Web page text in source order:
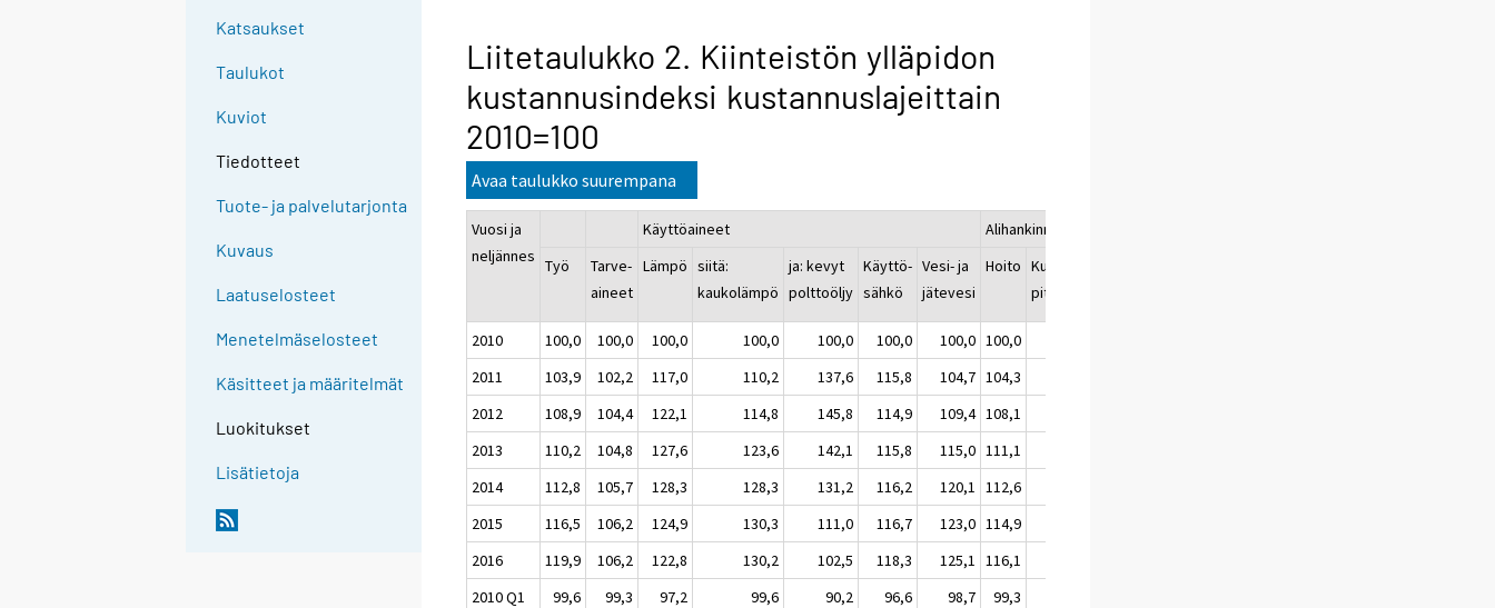
Katsaukset
Taulukot
Kuviot
Tiedotteet
Tuote- ja palvelutarjonta
Kuvaus
Laatuselosteet
Menetelmäselosteet
Käsitteet ja määritelmät
Luokitukset
Lisätietoja
Liitetaulukko 2. Kiinteistön ylläpidon
kustannusindeksi kustannuslajeittain
2010=100
Avaa taulukko suurempana
Vuosi ja
neljännes
Käyttöaineet
Alihankinnat
Työ
Tarve-
aineet
Lämpö siitä:
kaukolämpö
ja: kevyt
polttoöljy
Käyttö-
sähkö
Vesi- ja
jätevesi
Hoito Kunnossa-
pito
2010 100,0 100,0 100,0 100,0 100,0 100,0 100,0 100,0
2011
103,9 102,2 117,0 110,2 137,6 115,8 104,7 104,3
2012
108,9 104,4 122,1 114,8 145,8 114,9 109,4 108,1
2013
110,2 104,8 127,6 123,6 142,1 115,8 115,0 111,1
2014
112,8 105,7 128,3 128,3 131,2 116,2 120,1 112,6
2015
116,5 106,2 124,9 130,3 111,0 116,7 123,0 114,9
2016
119,9 106,2 122,8 130,2 102,5 118,3 125,1 116,1
2010 Q1
99,6 99,3 97,2 99,6 90,2 96,6 98,7 99,3